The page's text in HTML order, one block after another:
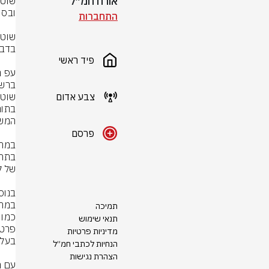
התחברות
פיד ראשי
צבע אדום
פרסם
תמיכה
תנאי שימוש
מדיניות פרטיות
הנחיות לכתבי חמ״ל
הצהרת נגישות